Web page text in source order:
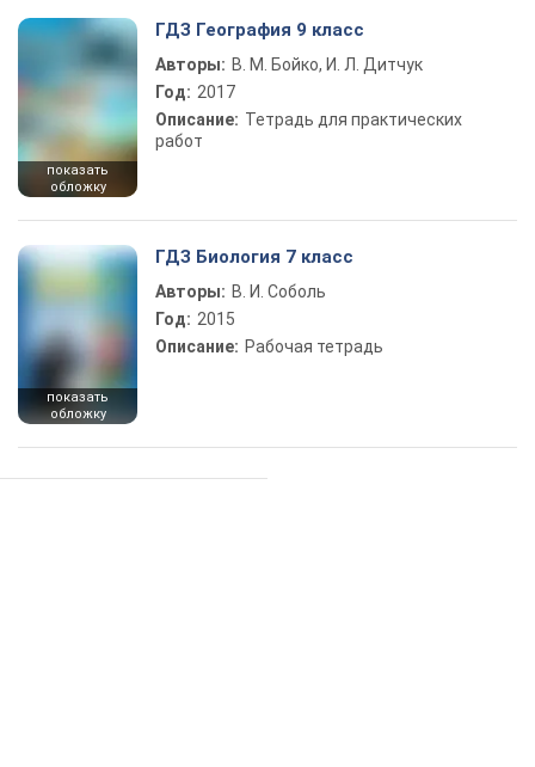
показать
обложку
ГДЗ География 9 класс
Авторы: В. М. Бойко, И. Л. Дитчук
Год: 2017
Описание: Тетрадь для практических
работ
показать
обложку
ГДЗ Биология 7 класс
Авторы: В. И. Соболь
Год: 2015
Описание: Рабочая тетрадь